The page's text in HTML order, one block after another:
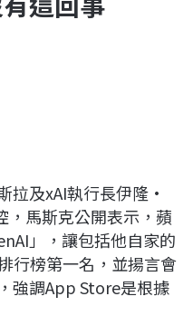
拉及xAI執行長伊隆·
，馬斯克公開表示，蘋
」，讓包括他自家的
行榜第一名，並揚言會
強調App Store是根據